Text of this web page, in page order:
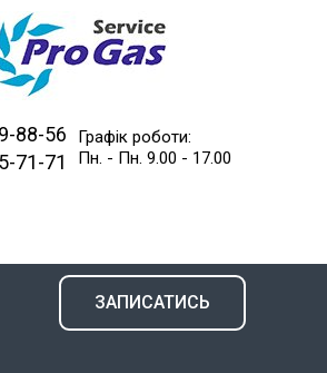
88-56
71-71
Графік роботи:
Пн. - Пн. 9.00 - 17.00
ЗАПИСАТИСЬ